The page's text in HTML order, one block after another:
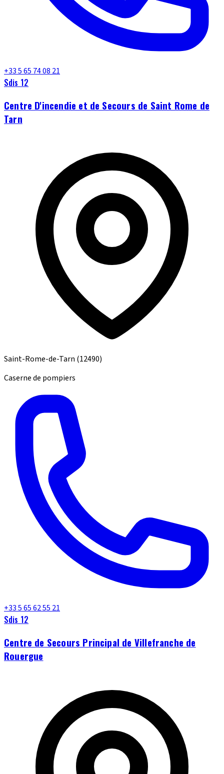
+33 5 65 74 08 21
Sdis 12
Centre D'incendie et de Secours de Saint Rome de
Tarn
Saint-Rome-de-Tarn (12490)
Caserne de pompiers
+33 5 65 62 55 21
Sdis 12
Centre de Secours Principal de Villefranche de
Rouergue